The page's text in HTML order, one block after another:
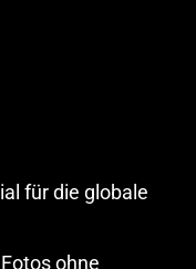
für die globale
ohne